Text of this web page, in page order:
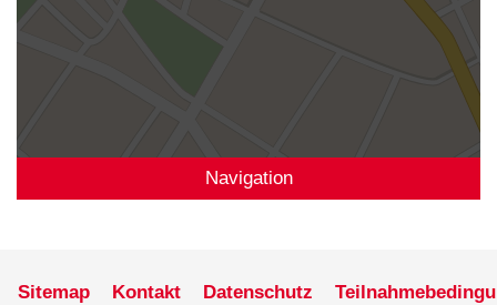
Navigation
Sitemap Kontakt Datenschutz